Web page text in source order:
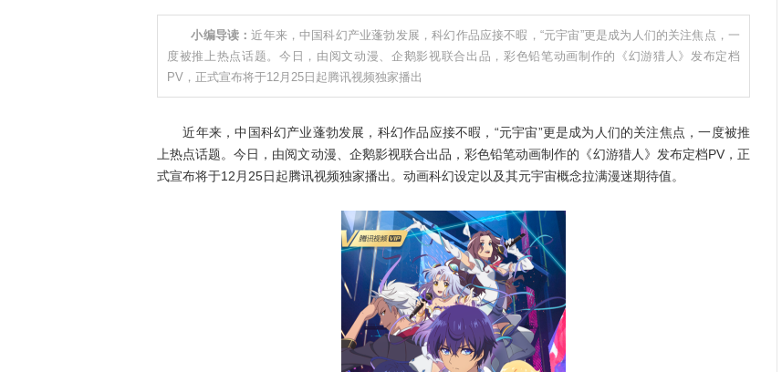
小编导读：近年来，中国科幻产业蓬勃发展，科幻作品应接不暇，“元宇宙”更是成为人们的关注焦点，一
度被推上热点话题。今日，由阅文动漫、企鹅影视联合出品，彩色铅笔动画制作的《幻游猎人》发布定档
PV，正式宣布将于12月25日起腾讯视频独家播出
近年来，中国科幻产业蓬勃发展，科幻作品应接不暇，“元宇宙”更是成为人们的关注焦点，一度被推
上热点话题。今日，由阅文动漫、企鹅影视联合出品，彩色铅笔动画制作的《幻游猎人》发布定档PV，正
式宣布将于12月25日起腾讯视频独家播出。动画科幻设定以及其元宇宙概念拉满漫迷期待值。